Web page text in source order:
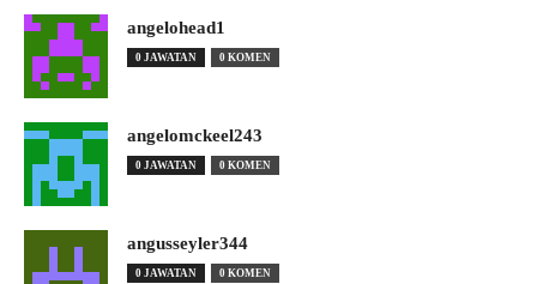
angelohead1
0 JAWATAN 0 KOMEN
angelomckeel243
0 JAWATAN 0 KOMEN
angusseyler344
0 JAWATAN 0 KOMEN